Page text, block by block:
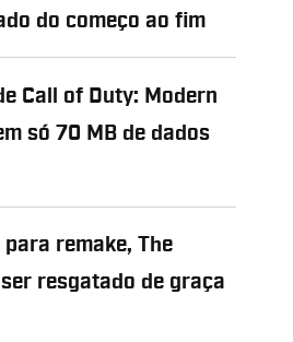
do começo ao fim
Call of Duty: Modern
só 70 MB de dados
para remake, The
resgatado de graça